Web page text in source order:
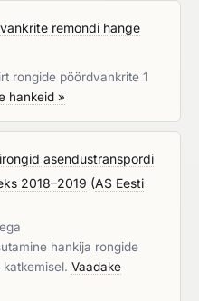
remondi hange
rongide pöördvankrite 1
hankeid »
asendustranspordi
2018–2019 (AS Eesti
hankija rongide
Vaadake